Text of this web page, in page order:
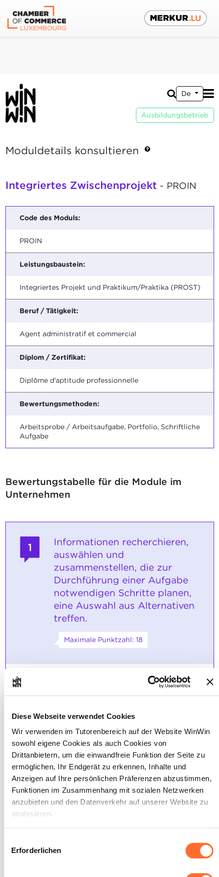
Diese Webseite verwendet Cookies
Wir verwenden im Tutorenbereich auf der Website WinWin
sowohl eigene Cookies als auch Cookies von
Drittanbietern, um die einwandfreie Funktion der Seite zu
ermöglichen, Ihr Endgerät zu erkennen, Inhalte und
Anzeigen auf Ihre persönlichen Präferenzen abzustimmen,
Funktionen im Zusammenhang mit sozialen Netzwerken
anzubieten und den Datenverkehr auf unserer Website zu
analysieren.
akzeptieren, ablehnen oder konfigurieren. Davon
ausgenommen sind Cookies, die für die Funktion der
Website unbedingt erforderlich sind. Eine Beschreibung der
Erforderlichen
De
Ausbildungsbetrieb
Moduldetails konsultieren
Integriertes Zwischenprojekt - PROIN
Code des Moduls:
PROIN
Leistungsbaustein:
Integriertes Projekt und Praktikum/Praktika (PROST)
Beruf / Tätigkeit:
Agent administratif et commercial
Diplom / Zertifikat:
Diplôme d'aptitude professionnelle
Bewertungsmethoden:
Arbeitsprobe / Arbeitsaufgabe, Portfolio, Schriftliche
Aufgabe
Bewertungstabelle für die Module im
Unternehmen
1
Informationen recherchieren,
auswählen und
zusammenstellen, die zur
Durchführung einer Aufgabe
notwendigen Schritte planen,
eine Auswahl aus Alternativen
treffen.
Maximale Punktzahl: 18
Der Auszubildende recherchiert, wählt
Rahmen des Auftrags.
welche Schritte zur Erfüllung des
Auftrags erforderlich sind.
Der Auszubildende trifft eine Auswahl
SOCKEL
Die benötigten Informationen sind
verfügbar.